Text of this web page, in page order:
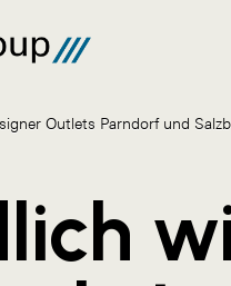
Outlets Parndorf und